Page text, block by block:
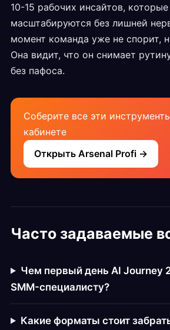
10-15 рабочих инсайтов,
масштабируются без лишней
момент команда уже не спорит,
Она видит, что он снимает
без пафоса.
Соберите все эти
кабинете
Открыть Arsenal Profi →
Часто задаваемые
Чем первый день AI Journey
SMM-специалисту?
Какие форматы стоит